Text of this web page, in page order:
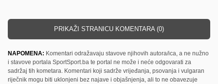
PRIKAŽI STRANICU KOMENTARA (0)
NAPOMENA: Komentari odražavaju stavove njihovih autora/ica, a ne nužno
i stavove portala SportSport.ba te portal ne može i neće odgovarati za
sadržaj tih kometara. Komentari koji sadrže vrijeđanja, psovanja i vulgaran
riječnik mogu biti uklonjeni bez najave i objašnjenja, ali to ne obavezuje